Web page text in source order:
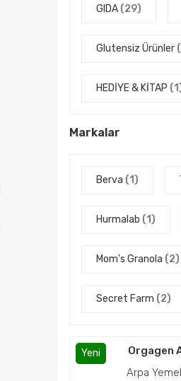
GIDA (29)
Glutensiz Ürünler
HEDİYE & KİTAP
Markalar
Berva (1)
Hurmalab (1)
Mom's Granola (2)
Secret Farm (2)
Yeni
Orgagen
Arpa